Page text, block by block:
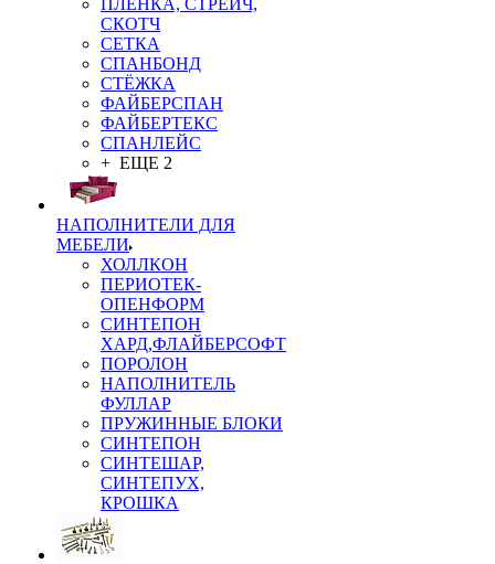
ПЛЁНКА, СТРЕЙЧ,
СКОТЧ
СЕТКА
СПАНБОНД
СТЁЖКА
ФАЙБЕРСПАН
ФАЙБЕРТЕКС
СПАНЛЕЙС
+ ЕЩЕ 2
НАПОЛНИТЕЛИ ДЛЯ
МЕБЕЛИ
ХОЛЛКОН
ПЕРИОТЕК-
ОПЕНФОРМ
СИНТЕПОН
ХАРД,ФЛАЙБЕРСОФТ
ПОРОЛОН
НАПОЛНИТЕЛЬ
ФУЛЛАР
ПРУЖИННЫЕ БЛОКИ
СИНТЕПОН
СИНТЕШАР,
СИНТЕПУХ,
КРОШКА